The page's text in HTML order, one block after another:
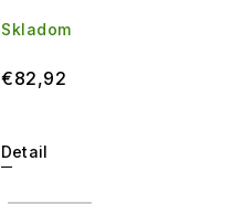
Skladom
€82,92
Detail